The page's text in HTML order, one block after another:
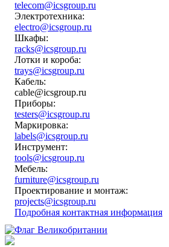
telecom@icsgroup.ru
Электротехника:
electro@icsgroup.ru
Шкафы:
racks@icsgroup.ru
Лотки и короба:
trays@icsgroup.ru
Кабель:
cable@icsgroup.ru
Приборы:
testers@icsgroup.ru
Маркировка:
labels@icsgroup.ru
Инструмент:
tools@icsgroup.ru
Мебель:
furniture@icsgroup.ru
Проектирование и монтаж:
projects@icsgroup.ru
Подробная контактная информация